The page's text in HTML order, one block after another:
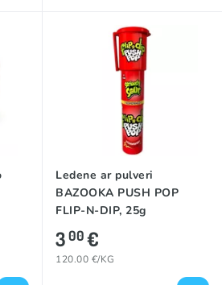
Ledene ar pulveri
BAZOOKA PUSH POP
FLIP-N-DIP, 25g
300€
120.00 €/KG